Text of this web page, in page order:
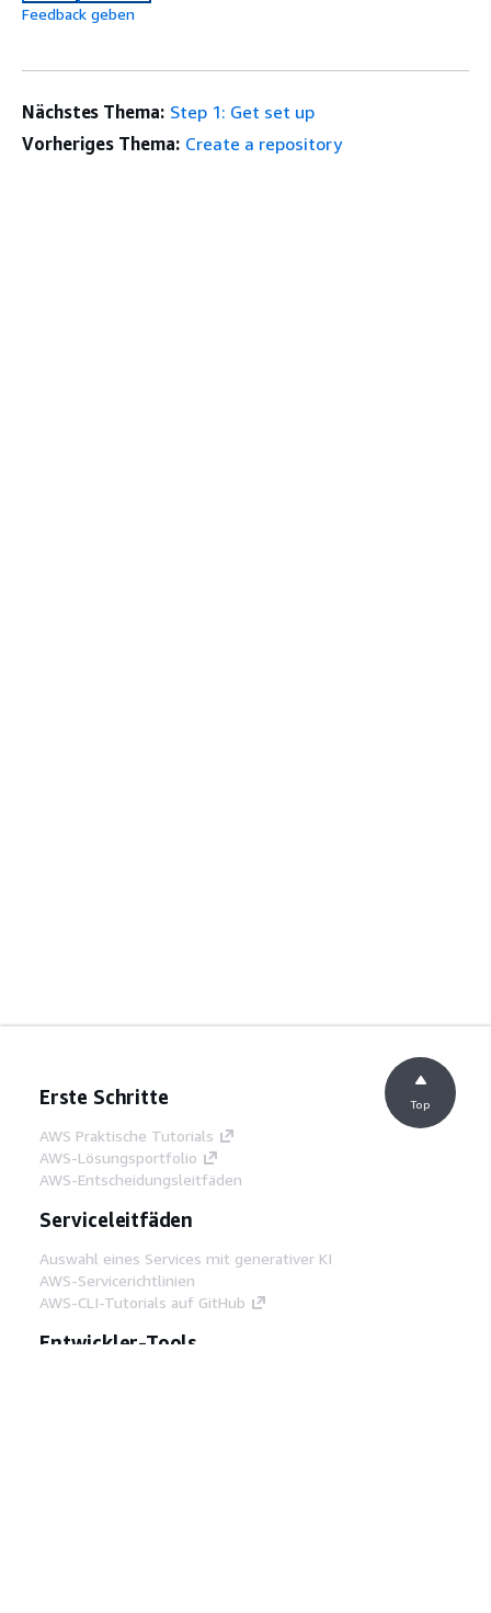
Feedback geben
Nächstes Thema: Step 1: Get set up
Vorheriges Thema: Create a repository
Erste Schritte
AWS Praktische Tutorials
AWS-Lösungsportfolio
AWS-Entscheidungsleitfäden
Serviceleitfäden
Auswahl eines Services mit generativer KI
AWS-Servicerichtlinien
AWS-CLI-Tutorials auf GitHub
Entwickler-Tools
Top